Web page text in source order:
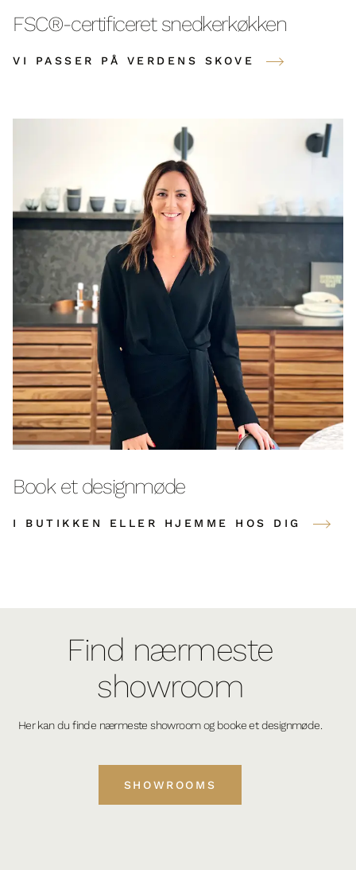
FSC®-certificeret snedkerkøkken
VI PASSER PÅ VERDENS SKOVE
Book et designmøde
I BUTIKKEN ELLER HJEMME HOS DIG
Find nærmeste
showroom
Her kan du finde nærmeste showroom og booke et designmøde.
SHOWROOMS